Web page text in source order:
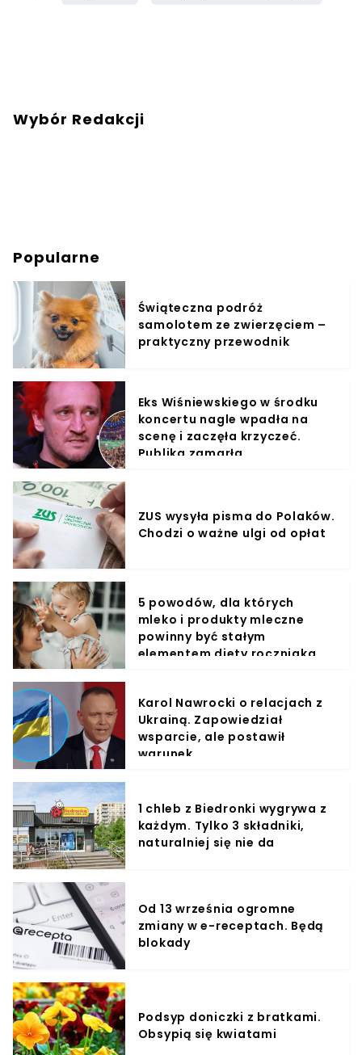
Wybór Redakcji
Popularne
Świąteczna podróż
samolotem ze zwierzęciem –
praktyczny przewodnik
Eks Wiśniewskiego w środku
koncertu nagle wpadła na
scenę i zaczęła krzyczeć.
Publika zamarła
ZUS wysyła pisma do Polaków.
Chodzi o ważne ulgi od opłat
5 powodów, dla których
mleko i produkty mleczne
powinny być stałym
elementem diety roczniaka
Karol Nawrocki o relacjach z
Ukrainą. Zapowiedział
wsparcie, ale postawił
warunek
1 chleb z Biedronki wygrywa z
każdym. Tylko 3 składniki,
naturalniej się nie da
Od 13 września ogromne
zmiany w e-receptach. Będą
blokady
Podsyp doniczki z bratkami.
Obsypią się kwiatami